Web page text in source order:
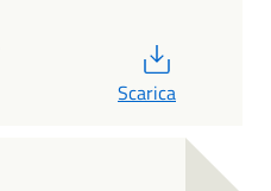
Scarica